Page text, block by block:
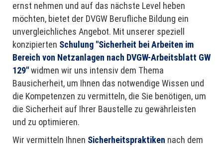
ernst nehmen und auf das nächste Level heben
möchten, bietet der DVGW Berufliche Bildung ein
unvergleichliches Angebot. Mit unserer speziell
konzipierten Schulung "Sicherheit bei Arbeiten im
Bereich von Netzanlagen nach DVGW-Arbeitsblatt GW
129"widmen wir uns intensiv dem Thema
Bausicherheit, um Ihnen das notwendige Wissen und
die Kompetenzen zu vermitteln, die Sie benötigen, um
die Sicherheit auf Ihrer Baustelle zu gewährleisten
und zu optimieren.
Wir vermitteln Ihnen Sicherheitspraktiken nach dem